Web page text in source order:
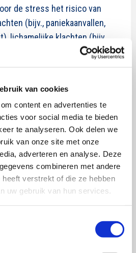
van cookies
content en advertenties te
voor social media te bieden
te analyseren. Ook delen we
van onze site met onze
adverteren en analyse. Deze
combineren met andere
verstrekt of die ze hebben
uw gebruik van hun services.
de stress het risico van
(bijv., paniekaanvallen,
lichamelijke klachten (bijv.,
hart- en maagklachten,
en drugsverslavingen
tot uiting:
het dagelijkse werk niet
prijzen te winnen en klanten
creatieven hun toevlucht
soms wordt verdedigd als
om hun werkelijke creatieve
eerdere